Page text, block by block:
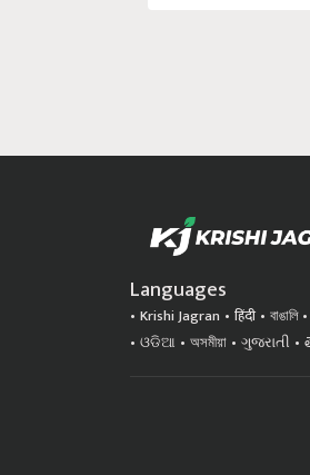
Languages
Krishi Jagran हिंदी বাঙালি
ଓଡିଆ
অসমীয়া ગુજરાતી